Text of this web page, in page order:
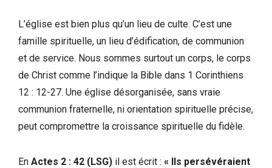
L’église est bien plus qu’un lieu de culte. C’est une
famille spirituelle, un lieu d’édification, de communion
et de service. Nous sommes surtout un corps, le corps
de Christ comme l’indique la Bible dans 1 Corinthiens
12 : 12-27. Une église désorganisée, sans vraie
communion fraternelle, ni orientation spirituelle précise,
peut compromettre la croissance spirituelle du fidèle.
En Actes 2 : 42 (LSG) il est écrit : « Ils persévéraient